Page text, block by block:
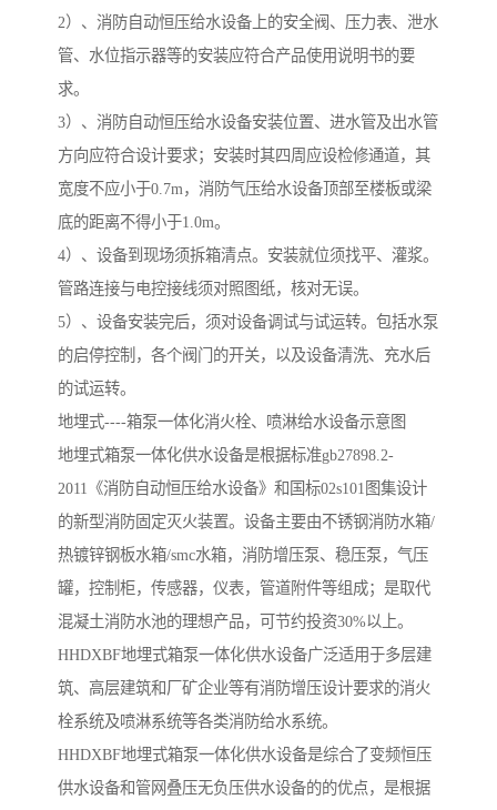
2）、消防自动恒压给水设备上的安全阀、压力表、泄水
管、水位指示器等的安装应符合产品使用说明书的要
求。
3）、消防自动恒压给水设备安装位置、进水管及出水管
方向应符合设计要求；安装时其四周应设检修通道，其
宽度不应小于0.7m，消防气压给水设备顶部至楼板或梁
底的距离不得小于1.0m。
4）、设备到现场须拆箱清点。安装就位须找平、灌浆。
管路连接与电控接线须对照图纸，核对无误。
5）、设备安装完后，须对设备调试与试运转。包括水泵
的启停控制，各个阀门的开关，以及设备清洗、充水后
的试运转。
地埋式----箱泵一体化消火栓、喷淋给水设备示意图
地埋式箱泵一体化供水设备是根据标准gb27898.2-
2011《消防自动恒压给水设备》和国标02s101图集设计
的新型消防固定灭火装置。设备主要由不锈钢消防水箱/
热镀锌钢板水箱/smc水箱，消防增压泵、稳压泵，气压
罐，控制柜，传感器，仪表，管道附件等组成；是取代
混凝土消防水池的理想产品，可节约投资30%以上。
HHDXBF地埋式箱泵一体化供水设备广泛适用于多层建
筑、高层建筑和厂矿企业等有消防增压设计要求的消火
栓系统及喷淋系统等各类消防给水系统。
HHDXBF地埋式箱泵一体化供水设备是综合了变频恒压
供水设备和管网叠压无负压供水设备的的优点，是根据